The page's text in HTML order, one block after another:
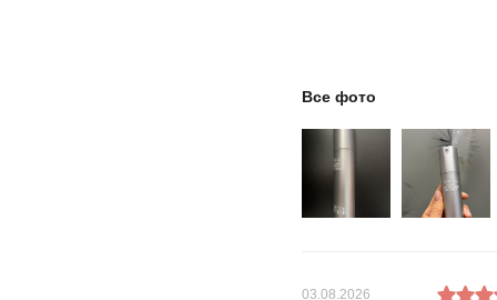
Все фото
03.08.2026